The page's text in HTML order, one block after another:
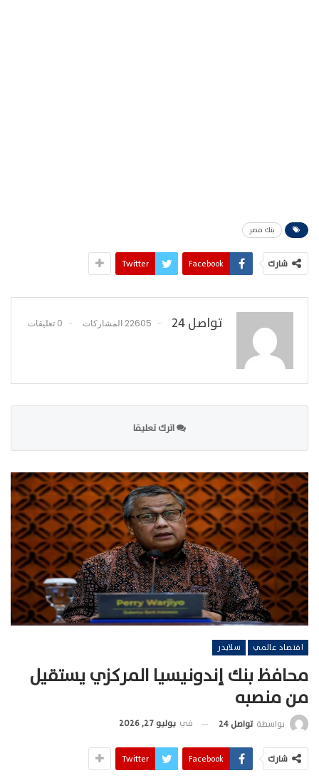
بنك مصر
شارك Facebook
Twitter
تواصل 24 22605 المشاركات 0 تعليقات
اترك تعليقا
اقتصاد عالمي سلايدر
محافظ بنك إندونيسيا المركزي يستقيل
من منصبه
بواسطة تواصل 24 في يوليو 27, 2026
شارك Facebook
Twitter